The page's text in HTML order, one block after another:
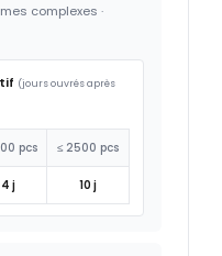
complexes ·
(jours ouvrés après
pcs ≤ 2500 pcs
4 j 10 j